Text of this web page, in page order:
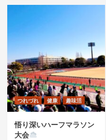
つれづれ 健康 趣味活
悟り深いハーフマラソン
大会